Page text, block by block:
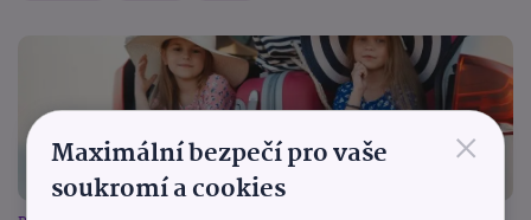
×
Maximální bezpečí pro vaše
soukromí a cookies